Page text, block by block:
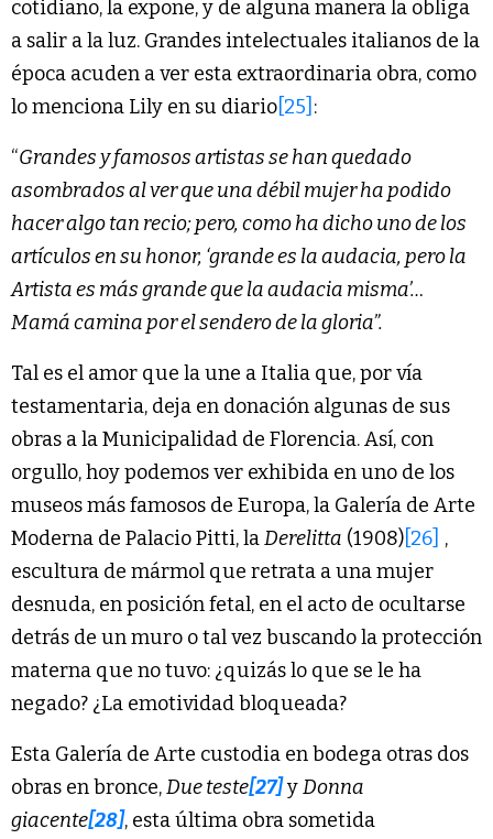
cotidiano, la expone, y de alguna manera la obliga
a salir a la luz. Grandes intelectuales italianos de la
época acuden a ver esta extraordinaria obra, como
lo menciona Lily en su diario [25] :
“Grandes y famosos artistas se han quedado
asombrados al ver que una débil mujer ha podido
hacer algo tan recio; pero, como ha dicho uno de los
artículos en su honor, ‘grande es la audacia, pero la
Artista es más grande que la audacia misma’…
Mamá camina por el sendero de la gloria”.
Tal es el amor que la une a Italia que, por vía
testamentaria, deja en donación algunas de sus
obras a la Municipalidad de Florencia. Así, con
orgullo, hoy podemos ver exhibida en uno de los
museos más famosos de Europa, la Galería de Arte
Moderna de Palacio Pitti, laDerelitta (1908) [26] ,
escultura de mármol que retrata a una mujer
desnuda, en posición fetal, en el acto de ocultarse
detrás de un muro o tal vez buscando la protección
materna que no tuvo: ¿quizás lo que se le ha
negado? ¿La emotividad bloqueada?
Esta Galería de Arte custodia en bodega otras dos
obras en bronce,Due teste[27]yDonna
giacente[28], esta última obra sometida